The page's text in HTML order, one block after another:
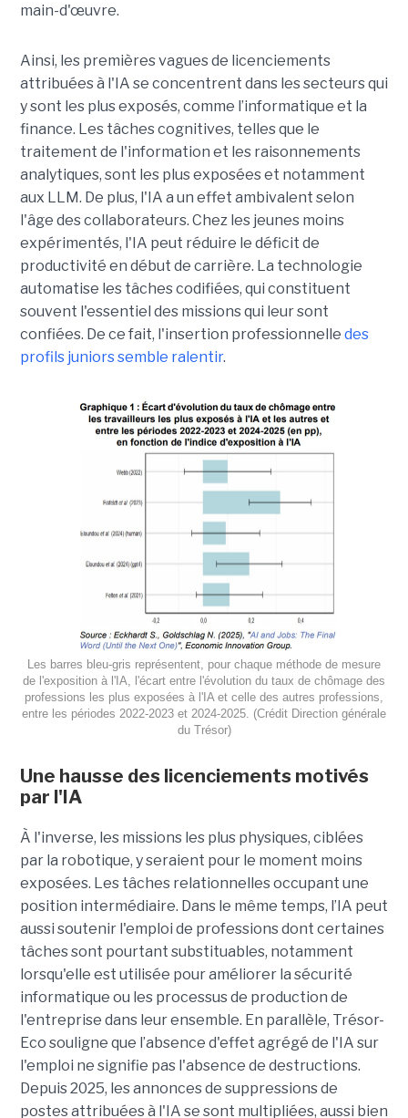
main-d'œuvre.
Ainsi, les premières vagues de licenciements
attribuées à l'IA se concentrent dans les secteurs qui
y sont les plus exposés, comme l’informatique et la
finance. Les tâches cognitives, telles que le
traitement de l'information et les raisonnements
analytiques, sont les plus exposées et notamment
aux LLM. De plus, l'IA a un effet ambivalent selon
l'âge des collaborateurs. Chez les jeunes moins
expérimentés, l'IA peut réduire le déficit de
productivité en début de carrière. La technologie
automatise les tâches codifiées, qui constituent
souvent l'essentiel des missions qui leur sont
confiées. De ce fait, l'insertion professionnelle des
profils juniors semble ralentir.
Les barres bleu-gris représentent, pour chaque méthode de mesure
de l'exposition à l'IA, l'écart entre l'évolution du taux de chômage des
professions les plus exposées à l'IA et celle des autres professions,
entre les périodes 2022-2023 et 2024-2025. (Crédit Direction générale
du Trésor)
Une hausse des licenciements motivés
par l'IA
À l'inverse, les missions les plus physiques, ciblées
par la robotique, y seraient pour le moment moins
exposées. Les tâches relationnelles occupant une
position intermédiaire. Dans le même temps, l’IA peut
aussi soutenir l'emploi de professions dont certaines
tâches sont pourtant substituables, notamment
lorsqu'elle est utilisée pour améliorer la sécurité
informatique ou les processus de production de
l'entreprise dans leur ensemble. En parallèle, Trésor-
Eco souligne que l’absence d'effet agrégé de l'IA sur
l'emploi ne signifie pas l'absence de destructions.
Depuis 2025, les annonces de suppressions de
postes attribuées à l'IA se sont multipliées, aussi bien